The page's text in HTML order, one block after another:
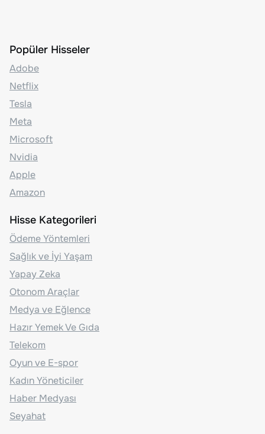
Popüler Hisseler
Adobe
Netflix
Tesla
Meta
Microsoft
Nvidia
Apple
Amazon
Hisse Kategorileri
Ödeme Yöntemleri
Sağlık ve İyi Yaşam
Yapay Zeka
Otonom Araçlar
Medya ve Eğlence
Hazır Yemek Ve Gıda
Telekom
Oyun ve E-spor
Kadın Yöneticiler
Haber Medyası
Seyahat